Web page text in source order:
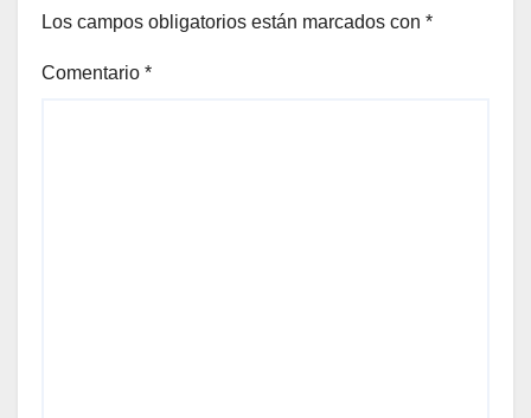
Los campos obligatorios están marcados con *
Comentario *